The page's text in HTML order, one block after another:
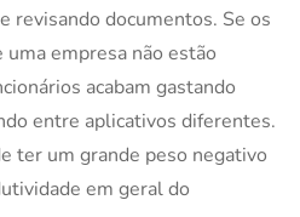
revisando documentos. Se os
empresa não estão
acabam gastando
entre aplicativos diferentes.
ter um grande peso negativo
em geral do